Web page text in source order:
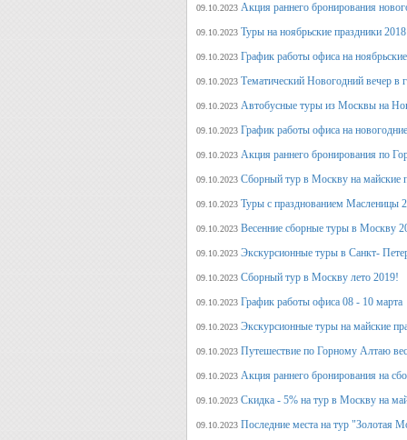
09.10.2023 Акция раннего бронирования
09.10.2023 Туры на ноябрьские праздники 2018
09.10.2023 График работы офиса на
09.10.2023 Тематический Новогодний вечер
09.10.2023 Автобусные туры из Москвы на
09.10.2023 График работы офиса на
09.10.2023 Акция раннего бронирования по
09.10.2023 Сборный тур в Москву на майские
09.10.2023 Туры с празднованием Масленицы
09.10.2023 Весенние сборные туры в Москву
09.10.2023 Экскурсионные туры в Санкт-
09.10.2023 Сборный тур в Москву лето 2019!
09.10.2023 График работы офиса 08 - 10 марта
09.10.2023 Экскурсионные туры на майские
09.10.2023 Путешествие по Горному Алтаю
09.10.2023 Акция раннего бронирования на
09.10.2023 Скидка - 5% на тур в Москву на
09.10.2023 Последние места на тур "Золотая